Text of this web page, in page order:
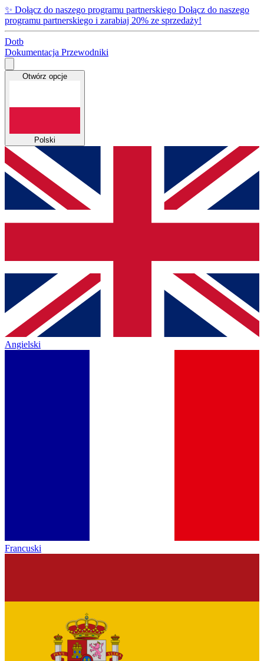
✨ Dołącz do naszego programu partnerskiego Dołącz do naszego
programu partnerskiego i zarabiaj 20% ze sprzedaży!
Dotb
Dokumentacja Przewodniki
Otwórz opcje
Polski
Angielski
Francuski